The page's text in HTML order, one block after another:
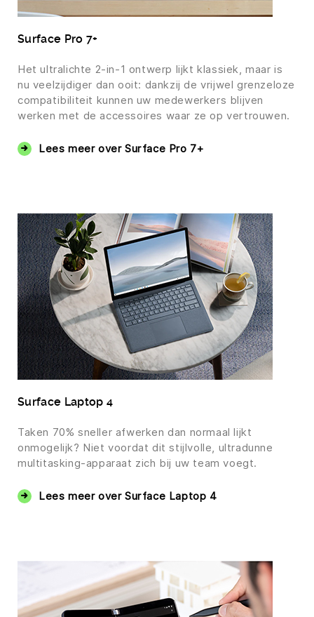
Surface Pro 7+
Het ultralichte 2-in-1 ontwerp lijkt klassiek, maar is
nu veelzijdiger dan ooit: dankzij de vrijwel grenzeloze
compatibiliteit kunnen uw medewerkers blijven
werken met de accessoires waar ze op vertrouwen.
Lees meer over Surface Pro 7+
Surface Laptop 4
Taken 70% sneller afwerken dan normaal lijkt
onmogelijk? Niet voordat dit stijlvolle, ultradunne
multitasking-apparaat zich bij uw team voegt.
Lees meer over Surface Laptop 4